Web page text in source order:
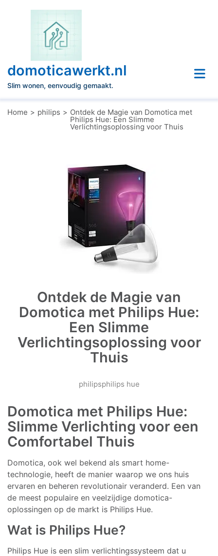
domoticawerkt.nl
Slim wonen, eenvoudig gemaakt.
Home philips Ontdek de Magie van Domotica met
Philips Hue: Een Slimme
Verlichtingsoplossing voor Thuis
Ontdek de Magie van
Domotica met Philips Hue:
Een Slimme
Verlichtingsoplossing voor
Thuis
philipsphilips hue
Domotica met Philips Hue:
Slimme Verlichting voor een
Comfortabel Thuis
Domotica, ook wel bekend als smart home-
technologie, heeft de manier waarop we ons huis
ervaren en beheren revolutionair veranderd. Een van
de meest populaire en veelzijdige domotica-
oplossingen op de markt is Philips Hue.
Wat is Philips Hue?
Philips Hue is een slim verlichtingssysteem dat u